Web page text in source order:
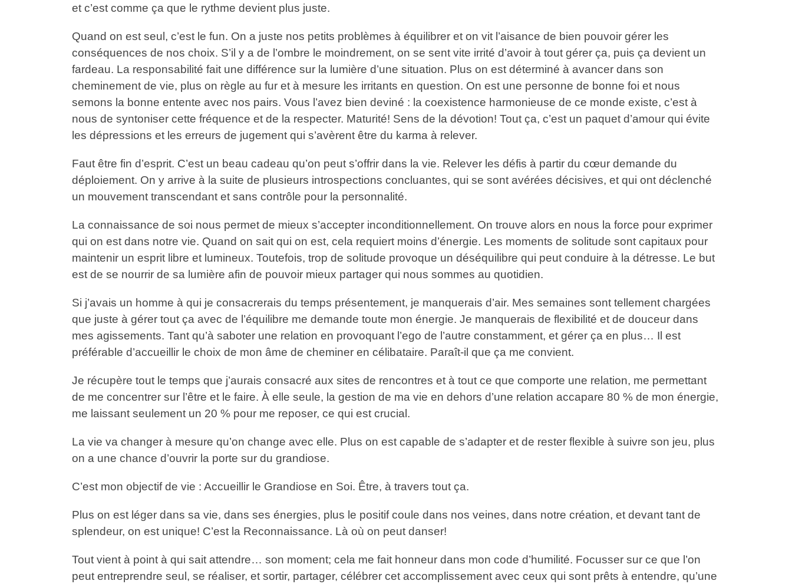
et c’est comme ça que le rythme devient plus juste.
Quand on est seul, c’est le fun. On a juste nos petits problèmes à équilibrer et on vit l’aisance de bien pouvoir gérer les
conséquences de nos choix. S’il y a de l’ombre le moindrement, on se sent vite irrité d’avoir à tout gérer ça, puis ça devient un
fardeau. La responsabilité fait une différence sur la lumière d’une situation. Plus on est déterminé à avancer dans son
cheminement de vie, plus on règle au fur et à mesure les irritants en question. On est une personne de bonne foi et nous
semons la bonne entente avec nos pairs. Vous l’avez bien deviné : la coexistence harmonieuse de ce monde existe, c’est à
nous de syntoniser cette fréquence et de la respecter. Maturité! Sens de la dévotion! Tout ça, c’est un paquet d’amour qui évite
les dépressions et les erreurs de jugement qui s’avèrent être du karma à relever.
Faut être fin d’esprit. C’est un beau cadeau qu’on peut s’offrir dans la vie. Relever les défis à partir du cœur demande du
déploiement. On y arrive à la suite de plusieurs introspections concluantes, qui se sont avérées décisives, et qui ont déclenché
un mouvement transcendant et sans contrôle pour la personnalité.
La connaissance de soi nous permet de mieux s’accepter inconditionnellement. On trouve alors en nous la force pour exprimer
qui on est dans notre vie. Quand on sait qui on est, cela requiert moins d’énergie. Les moments de solitude sont capitaux pour
maintenir un esprit libre et lumineux. Toutefois, trop de solitude provoque un déséquilibre qui peut conduire à la détresse. Le but
est de se nourrir de sa lumière afin de pouvoir mieux partager qui nous sommes au quotidien.
Si j’avais un homme à qui je consacrerais du temps présentement, je manquerais d’air. Mes semaines sont tellement chargées
que juste à gérer tout ça avec de l’équilibre me demande toute mon énergie. Je manquerais de flexibilité et de douceur dans
mes agissements. Tant qu’à saboter une relation en provoquant l’ego de l’autre constamment, et gérer ça en plus… Il est
préférable d’accueillir le choix de mon âme de cheminer en célibataire. Paraît-il que ça me convient.
Je récupère tout le temps que j’aurais consacré aux sites de rencontres et à tout ce que comporte une relation, me permettant
de me concentrer sur l’être et le faire. À elle seule, la gestion de ma vie en dehors d’une relation accapare 80 % de mon énergie,
me laissant seulement un 20 % pour me reposer, ce qui est crucial.
La vie va changer à mesure qu’on change avec elle. Plus on est capable de s’adapter et de rester flexible à suivre son jeu, plus
on a une chance d’ouvrir la porte sur du grandiose.
C’est mon objectif de vie : Accueillir le Grandiose en Soi. Être, à travers tout ça.
Plus on est léger dans sa vie, dans ses énergies, plus le positif coule dans nos veines, dans notre création, et devant tant de
splendeur, on est unique! C’est la Reconnaissance. Là où on peut danser!
Tout vient à point à qui sait attendre… son moment; cela me fait honneur dans mon code d’humilité. Focusser sur ce que l’on
peut entreprendre seul, se réaliser, et sortir, partager, célébrer cet accomplissement avec ceux qui sont prêts à entendre, qu’une